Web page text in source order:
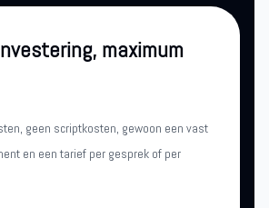
maximum
geen scriptkosten, gewoon een vast
en een tarief per gesprek of per